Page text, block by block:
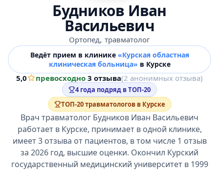
Будников Иван
Васильевич
Ортопед, травматолог
Ведёт прием в клинике «Курская областная
клиническая больница» в Курске
5,0 превосходно·3 отзыва(2 анонимных отзыва)
4 года подряд в ТОП-20
ТОП-20 травматологов в Курске
Врач травматолог Будников Иван Васильевич
работает в Курске, принимает в одной клинике,
имеет 3 отзыва от пациентов, в том числе 1 отзыв
за 2026 год, высшие оценки. Окончил Курский
государственный медицинский университет в 1999